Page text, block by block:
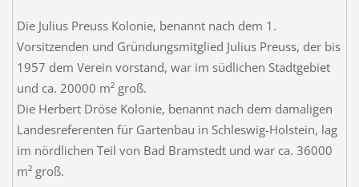
Die Julius Preuss Kolonie, benannt nach dem 1.
Vorsitzenden und Gründungsmitglied Julius Preuss, der bis
1957 dem Verein vorstand, war im südlichen Stadtgebiet
und ca. 20000 m² groß.
Die Herbert Dröse Kolonie, benannt nach dem damaligen
Landesreferenten für Gartenbau in Schleswig-Holstein, lag
im nördlichen Teil von Bad Bramstedt und war ca. 36000
m² groß.